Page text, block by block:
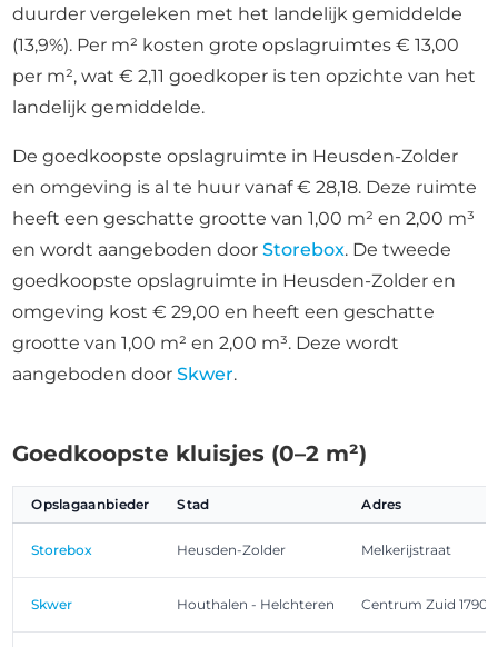
duurder vergeleken met het landelijk gemiddelde
(13,9%). Per m² kosten grote opslagruimtes € 13,00
per m², wat € 2,11 goedkoper is ten opzichte van het
landelijk gemiddelde.
De goedkoopste opslagruimte in Heusden-Zolder
en omgeving is al te huur vanaf € 28,18. Deze ruimte
heeft een geschatte grootte van 1,00 m² en 2,00 m³
en wordt aangeboden doorStorebox. De tweede
goedkoopste opslagruimte in Heusden-Zolder en
omgeving kost € 29,00 en heeft een geschatte
grootte van 1,00 m² en 2,00 m³. Deze wordt
aangeboden doorSkwer.
Goedkoopste kluisjes (0–2 m²)
Opslagaanbieder Stad Adres
Storebox Heusden-Zolder Melkerijstraat
Skwer Houthalen - Helchteren Centrum Zuid 1790